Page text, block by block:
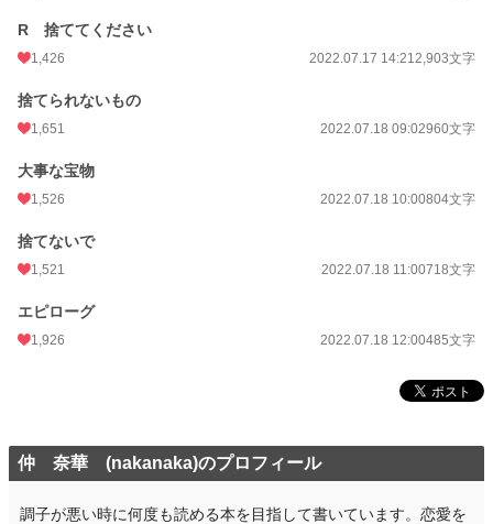
24h.ポイント 589 pt
文字数
更新日時 2022.07.18 12:00
初回公開日時
初回完結日時
月間ポイント
累計ポイント
R 捨ててください
1,426 2022.07.17 14:212,903文字
捨てられないもの
1,651 2022.07.18 09:02960文字
大事な宝物
1,526 2022.07.18 10:00804文字
捨てないで
1,521 2022.07.18 11:00718文字
エピローグ
1,926 2022.07.18 12:00485文字
仲 奈華 (nakanaka)のプロフィール
調子が悪い時に何度も読める本を目指して書いています。恋愛を